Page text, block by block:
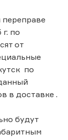
по
от
по
в доставке .
будут